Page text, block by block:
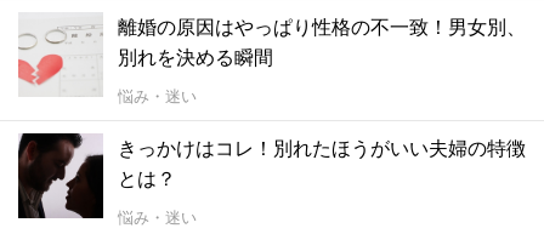
離婚の原因はやっぱり性格の不一致！男女別、
別れを決める瞬間
悩み・迷い
きっかけはコレ！別れたほうがいい夫婦の特徴
とは？
悩み・迷い